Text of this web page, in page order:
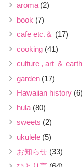
aroma (2)
book (7)
cafe etc.＆ (17)
cooking (41)
culture , art ＆ earth
garden (17)
Hawaiian history (6)
hula (80)
sweets (2)
ukulele (5)
お知らせ (33)